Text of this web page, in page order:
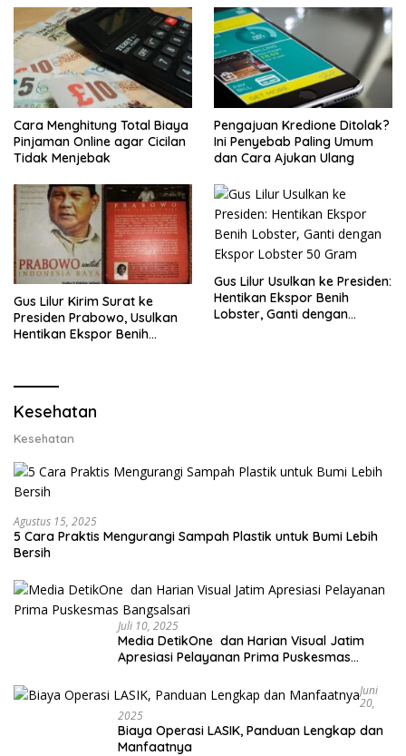
Cara Menghitung Total Biaya
Pinjaman Online agar Cicilan
Tidak Menjebak
Pengajuan Kredione Ditolak?
Ini Penyebab Paling Umum
dan Cara Ajukan Ulang
Gus Lilur Kirim Surat ke
Presiden Prabowo, Usulkan
Hentikan Ekspor Benih
Gus Lilur Usulkan ke Presiden:
Hentikan Ekspor Benih
Lobster, Ganti dengan
Kesehatan
Kesehatan
Agustus 15, 2025
5 Cara Praktis Mengurangi Sampah Plastik untuk Bumi Lebih
Bersih
Juli 10, 2025
Media DetikOne dan Harian Visual Jatim
Apresiasi Pelayanan Prima Puskesmas
Juni
20,
2025
Biaya Operasi LASIK, Panduan Lengkap dan
Manfaatnya